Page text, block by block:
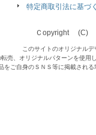
特定商取引法に基づ
Ｃopyright (C)
このサイトのオリジナル
転売、オリジナルパターンを使用
をご自身のＳＮＳ等に掲載され